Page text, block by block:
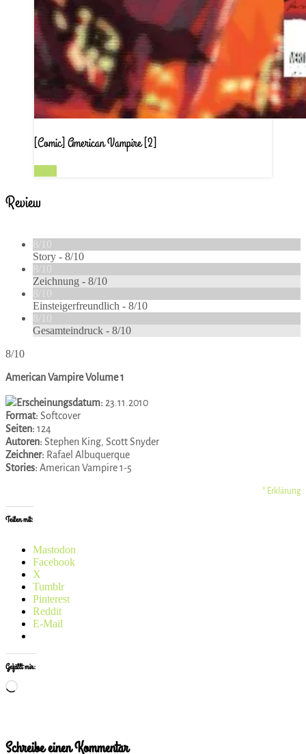
[Comic] American Vampire [2]
Review
8/10
Story - 8/10
8/10
Zeichnung - 8/10
8/10
Einsteigerfreundlich - 8/10
8/10
Gesamteindruck - 8/10
8/10
American Vampire Volume 1
Erscheinungsdatum: 23.11.2010
Format: Softcover
Seiten: 124
Autoren: Stephen King, Scott Snyder
Zeichner: Rafael Albuquerque
Stories: American Vampire 1-5
* Erklärung
Teilen mit:
Mastodon
Facebook
X
Tumblr
Pinterest
Reddit
E-Mail
Gefällt mir:
Wird
Schreibe einen Kommentar